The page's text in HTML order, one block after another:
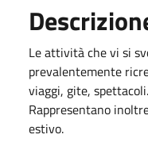
Le attività che vi si
prevalentemente
viaggi, gite,
Rappresentano
estivo.